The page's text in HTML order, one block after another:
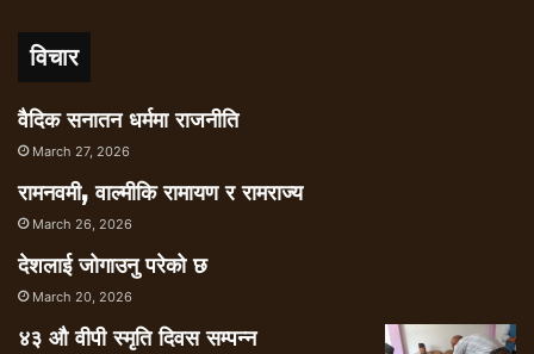
विचार
वैदिक सनातन धर्ममा राजनीति
March 27, 2026
रामनवमी, वाल्मीकि रामायण र रामराज्य
March 26, 2026
देशलाई जोगाउनु परेको छ
March 20, 2026
४३ औ वीपी स्मृति दिवस सम्पन्न